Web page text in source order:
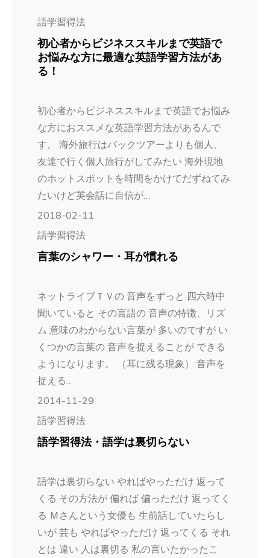
語学習得法
初心者からビジネススキルまで英語で
お悩みな方に最適な英語学習方法があ
る！
初心者からビジネススキルまで英語でお悩み
な方におススメな英語学習方法があるんで
す。 海外旅行はパックツアーよりも個人、
友達で行く個人旅行がしてみたい 海外現地
のホットスポットを時間をかけてだずねてみ
たいけど英会話に自信が…
2018-02-11
語学習得法
言葉のシャワー・耳が慣れる
ネットライブＴＶの 音声をずっと 四六時中
聞いていると その言語の 音声の特徴、リズ
ム 意味のわからない言葉が 多いのですが い
くつかの言葉の 音声を捉えることが できる
ようになります。 （耳に残る現象） 音声を
捉える…
2014-11-29
語学習得法
語学習得法・語学は裏切らない
語学は裏切らない やればやっただけ 返って
くる その方法が 偏れば 偏っただけ 返ってく
る Ｍさんという女優も 生前話していたらし
いが 芸も やればやっただけ 返ってくる それ
とは 違い 人は裏切る 私の言いたかったこ